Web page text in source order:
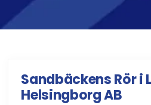
Sandbäckens Rör i
Helsingborg AB